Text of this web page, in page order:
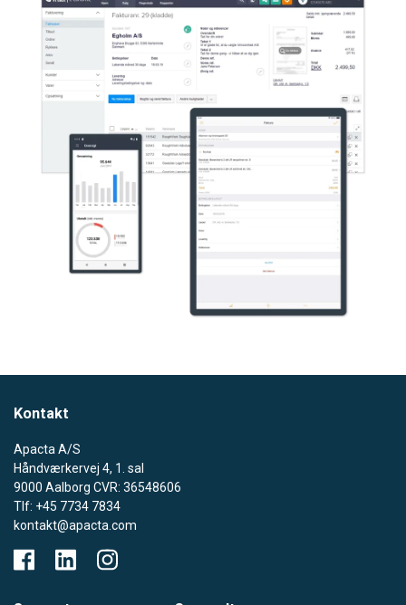
Kontakt
Apacta A/S
Håndværkervej 4, 1. sal
9000 Aalborg CVR: 36548606
Tlf: +45 7734 7834
kontakt@apacta.com